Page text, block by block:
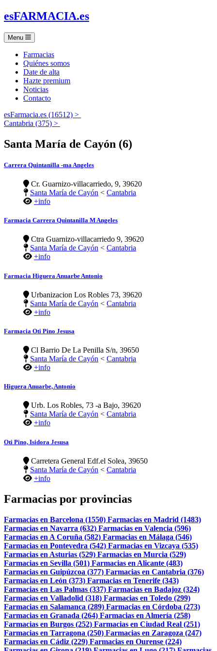
esFARMACIA.es
Menu
Farmacias
Quiénes somos
Date de alta
Hazte premium
Noticias
Contacto
esFarmacia.es (16512) >
Cantabria (375) >
Santa María de Cayón (6)
Carrera Quintanilla -ma Angeles
Cr. Guarnizo-villacarriedo, 9, 39620
Santa María de Cayón < Cantabria
+info
Farmacia Carrera Quintanilla M Angeles
Ctra Guarnizo-villacarriedo 9, 39620
Santa María de Cayón < Cantabria
+info
Farmacia Higuera Anuarbe Antonio
Urbanizacion Los Robles 73, 39620
Santa María de Cayón < Cantabria
+info
Farmacia Oti Pino Jesusa
Cl Barrio De La Penilla S/n, 39650
Santa María de Cayón < Cantabria
+info
Higuera Anuarbe, Antonio
Urb. Los Robles, 73 -a Bajo, 39620
Santa María de Cayón < Cantabria
+info
Oti Pino, Isidora Jesusa
Carretera General Edf.el Solea, 39650
Santa María de Cayón < Cantabria
+info
Farmacias por provincias
Farmacias en Barcelona (1550) Farmacias en Madrid (1483)
Farmacias en Navarra (632) Farmacias en Valencia (596)
Farmacias en A Coruña (582) Farmacias en Málaga (546)
Farmacias en Pontevedra (542) Farmacias en Vizcaya (535)
Farmacias en Asturias (529) Farmacias en Murcia (529)
Farmacias en Sevilla (501) Farmacias en Alicante (483)
Farmacias en Guipúzcoa (377) Farmacias en Cantabria (376)
Farmacias en León (373) Farmacias en Tenerife (343)
Farmacias en Las Palmas (337) Farmacias en Badajoz (324)
Farmacias en Valladolid (318) Farmacias en Toledo (299)
Farmacias en Salamanca (289) Farmacias en Córdoba (273)
Farmacias en Granada (264) Farmacias en Almería (258)
Farmacias en Burgos (252) Farmacias en Ciudad Real (251)
Farmacias en Tarragona (250) Farmacias en Zaragoza (247)
Farmacias en Cádiz (229) Farmacias en Ourense (224)